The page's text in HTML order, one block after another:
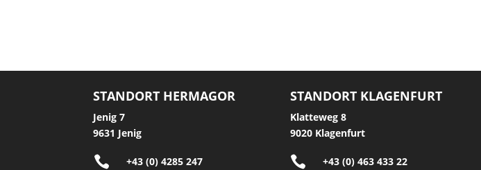
STANDORT HERMAGOR
Jenig 7
9631 Jenig
 +43 (0) 4285 247
STANDORT KLAGENFURT
Klatteweg 8
9020 Klagenfurt
 +43 (0) 463 433 22